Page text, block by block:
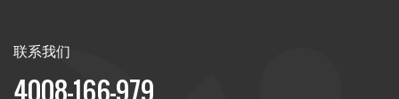
联系我们
4008-166-979